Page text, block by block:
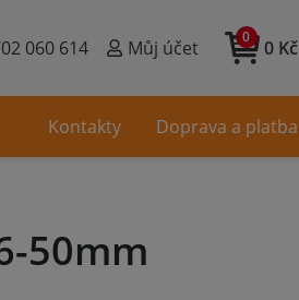
060 614 Můj účet 0 Kč
0
50mm
Kontakty Doprava a platba